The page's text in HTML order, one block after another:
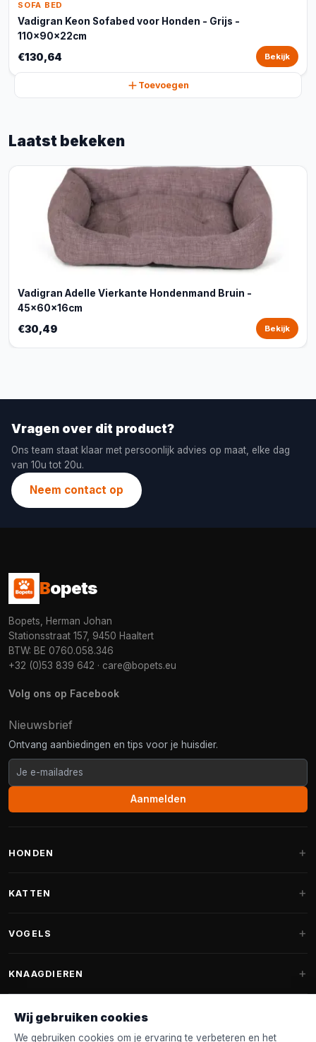
SOFA BED
Vadigran Keon Sofabed voor Honden - Grijs -
110x90x22cm
€130,64 Bekijk
Toevoegen
Laatst bekeken
Vadigran Adelle Vierkante Hondenmand Bruin -
45x60x16cm
€30,49 Bekijk
Vragen over dit product?
Ons team staat klaar met persoonlijk advies op maat, elke dag
van 10u tot 20u.
Neem contact op
Bopets
Bopets, Herman Johan
Stationsstraat 157, 9450 Haaltert
BTW: BE 0760.058.346
+32 (0)53 839 642 · care@bopets.eu
Volg ons op Facebook
Nieuwsbrief
Ontvang aanbiedingen en tips voor je huisdier.
Aanmelden
HONDEN
Fantail hondenmanden
Hondenspeelgoed
KATTEN
Krabpalen voor Maine Coon
VOGELS
Vogelvoer binnenvogels
Voederhuisjes
KNAAGDIEREN
Knaagdierenvoer
Wij gebruiken cookies
We gebruiken cookies om je ervaring te verbeteren en het